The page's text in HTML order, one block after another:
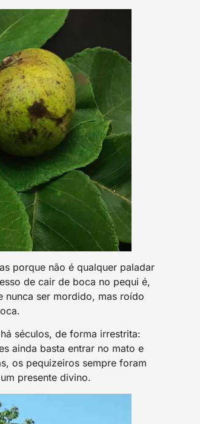
porque não é qualquer paladar
de cair de boca no pequi é,
nunca ser mordido, mas roído
séculos, de forma irrestrita:
ainda basta entrar no mato e
os pequizeiros sempre foram
presente divino.